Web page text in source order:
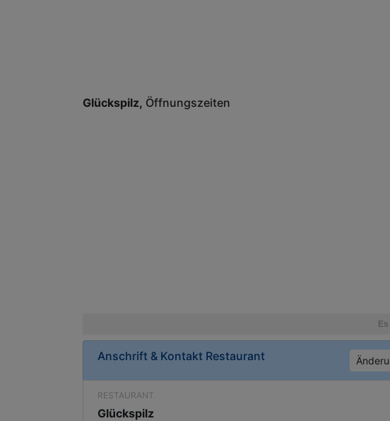
Glückspilz Öffnungszeiten
Anschrift & Kontakt Restaurant
RESTAURANT
Glückspilz